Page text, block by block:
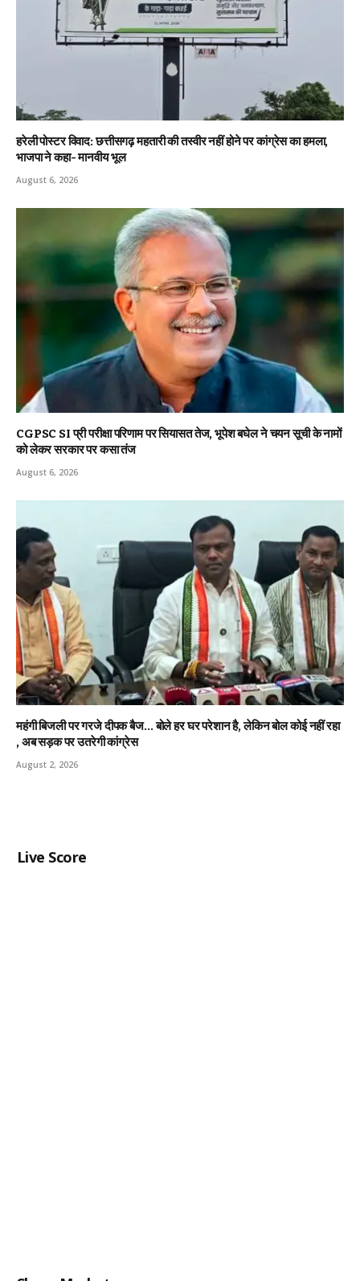
हरेली पोस्टर विवाद: छत्तीसगढ़ महतारी की तस्वीर नहीं होने पर कांग्रेस का हमला,
भाजपा ने कहा- मानवीय भूल
August 6, 2026
CGPSC SI प्री परीक्षा परिणाम पर सियासत तेज, भूपेश बघेल ने चयन सूची के नामों
को लेकर सरकार पर कसा तंज
August 6, 2026
महंगी बिजली पर गरजे दीपक बैज… बोले हर घर परेशान है, लेकिन बोल कोई नहीं रहा
, अब सड़क पर उतरेगी कांग्रेस
August 2, 2026
Live Score